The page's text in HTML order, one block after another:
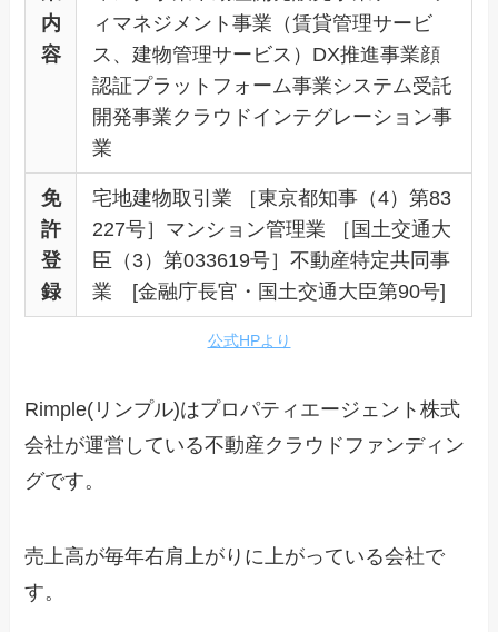
内
容
ィマネジメント事業（賃貸管理サービ
ス、建物管理サービス）DX推進事業顔
認証プラットフォーム事業システム受託
開発事業クラウドインテグレーション事
業
免
許
登
録
宅地建物取引業 ［東京都知事（4）第83
227号］マンション管理業 ［国土交通大
臣（3）第033619号］不動産特定共同事
業 [金融庁長官・国土交通大臣第90号]
公式HPより
Rimple(リンプル)はプロパティエージェント株式
会社が運営している不動産クラウドファンディン
グです。
売上高が毎年右肩上がりに上がっている会社で
す。